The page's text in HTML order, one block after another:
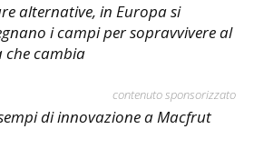
alternative, in Europa si
i campi per sopravvivere al
che cambia
contenuto sponsorizzato
di innovazione a Macfrut